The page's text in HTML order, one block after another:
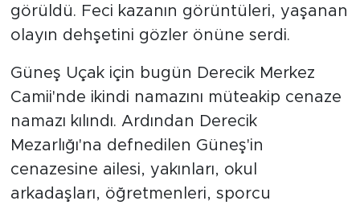
görüldü. Feci kazanın görüntüleri, yaşanan
olayın dehşetini gözler önüne serdi.
Güneş Uçak için bugün Derecik Merkez
Camii'nde ikindi namazını müteakip cenaze
namazı kılındı. Ardından Derecik
Mezarlığı'na defnedilen Güneş'in
cenazesine ailesi, yakınları, okul
arkadaşları, öğretmenleri, sporcu